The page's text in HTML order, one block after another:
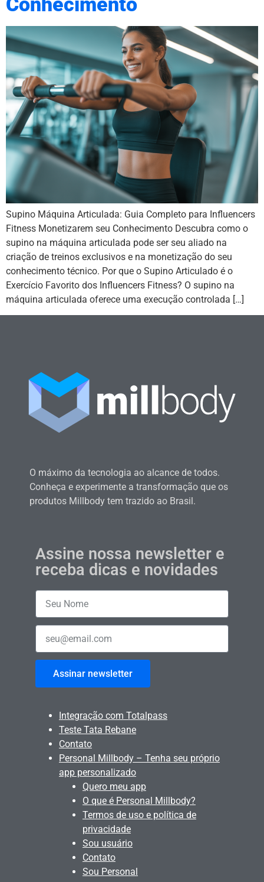
Supino Máquina Articulada: Guia Completo para Influencers
Fitness Monetizarem seu Conhecimento Descubra como o
supino na máquina articulada pode ser seu aliado na
criação de treinos exclusivos e na monetização do seu
conhecimento técnico. Por que o Supino Articulado é o
Exercício Favorito dos Influencers Fitness? O supino na
máquina articulada oferece uma execução controlada […]
O máximo da tecnologia ao alcance de todos.
Conheça e experimente a transformação que os
produtos Millbody tem trazido ao Brasil.
Assine nossa newsletter e
receba dicas e novidades
Assinar newsletter
Integração com Totalpass
Teste Tata Rebane
Contato
Personal Millbody – Tenha seu próprio
app personalizado
Quero meu app
O que é Personal Millbody?
Termos de uso e política de
privacidade
Sou usuário
Contato
Sou Personal